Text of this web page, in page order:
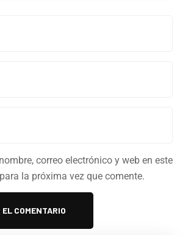
correo electrónico y web en este
la próxima vez que comente.